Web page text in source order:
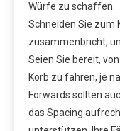
Würfe zu schaffen.
Schneiden Sie zum
zusammenbricht,
Seien Sie bereit,
Korb zu fahren, je
Forwards sollten
das Spacing